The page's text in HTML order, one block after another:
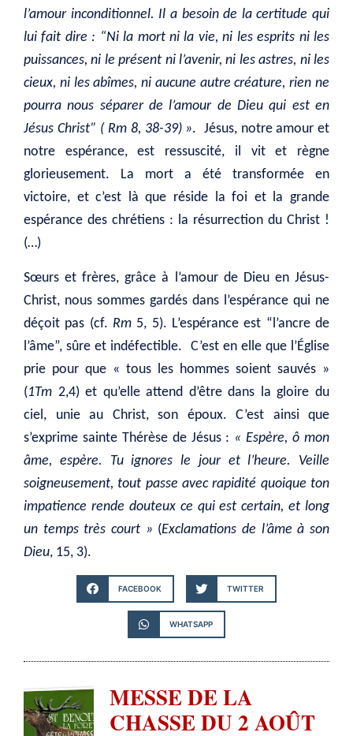
l’amour inconditionnel. Il a besoin de la certitude qui
lui fait dire : “Ni la mort ni la vie, ni les esprits ni les
puissances, ni le présent ni l’avenir, ni les astres, ni les
cieux, ni les abîmes, ni aucune autre créature, rien ne
pourra nous séparer de l’amour de Dieu qui est en
Jésus Christ” ( Rm 8, 38-39) ». Jésus, notre amour et
notre espérance, est ressuscité, il vit et règne
glorieusement. La mort a été transformée en
victoire, et c’est là que réside la foi et la grande
espérance des chrétiens : la résurrection du Christ !
(…)
Sœurs et frères, grâce à l’amour de Dieu en Jésus-
Christ, nous sommes gardés dans l’espérance qui ne
déçoit pas (cf. Rm 5, 5). L’espérance est “l’ancre de
l’âme”, sûre et indéfectible. C’est en elle que l’Église
prie pour que « tous les hommes soient sauvés »
(1Tm 2,4) et qu’elle attend d’être dans la gloire du
ciel, unie au Christ, son époux. C’est ainsi que
s’exprime sainte Thérèse de Jésus : « Espère, ô mon
âme, espère. Tu ignores le jour et l’heure. Veille
soigneusement, tout passe avec rapidité quoique ton
impatience rende douteux ce qui est certain, et long
un temps très court » (Exclamations de l’âme à son
Dieu, 15, 3).
FACEBOOK TWITTER
WHATSAPP
MESSE DE LA
CHASSE DU 2 AOÛT